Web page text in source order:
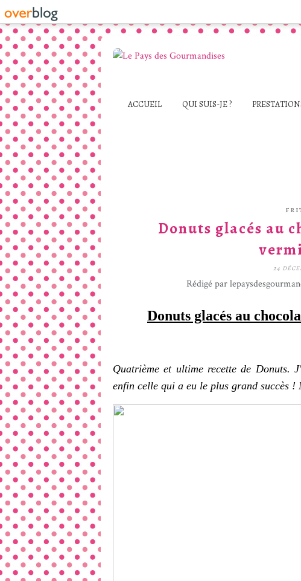
ACCUEIL QUI SUIS-JE ?
Donuts glacés au
24
Rédigé par
Donuts glacés au
Quatrième et ultime recette de
enfin celle qui a eu le plus grand succès !